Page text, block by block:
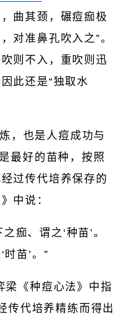
曲其颈，碾痘痂极
对准鼻孔吹入之”。
则不入，重吹则迅
此还是“独取水
，也是人痘成功与
最好的苗种，按照
过传代培养保存的
中说：
痂、谓之‘种苗’。
苗’。”
梁《种痘心法》中指
传代培养精练而得出